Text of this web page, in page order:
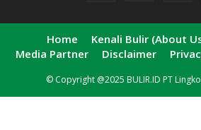
Home Kenali Bulir (About
Media Partner
Disclaimer
© Copyright @2025 BULIR.ID PT